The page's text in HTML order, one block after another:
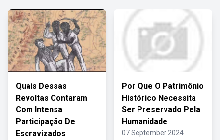
Quais Dessas
Revoltas Contaram
Com Intensa
Participação De
Escravizados
Por Que O Patrimônio
Histórico Necessita
Ser Preservado Pela
Humanidade
07 September 2024